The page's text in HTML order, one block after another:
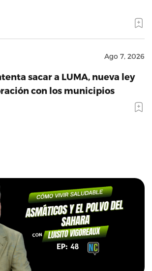
Ago 7, 2026
sacar a LUMA, nueva ley
con los municipios